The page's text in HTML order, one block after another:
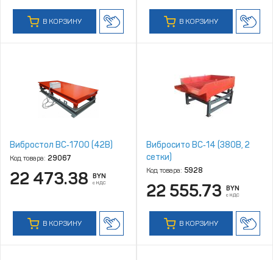
В КОРЗИНУ В КОРЗИНУ
Вибростол ВC‑1700 (42В)
Код товара: 29067
22 473.38 BYN
с НДС
В КОРЗИНУ
Вибросито ВС‑14 (380В, 2
сетки)
Код товара: 5928
22 555.73 BYN
с НДС
В КОРЗИНУ